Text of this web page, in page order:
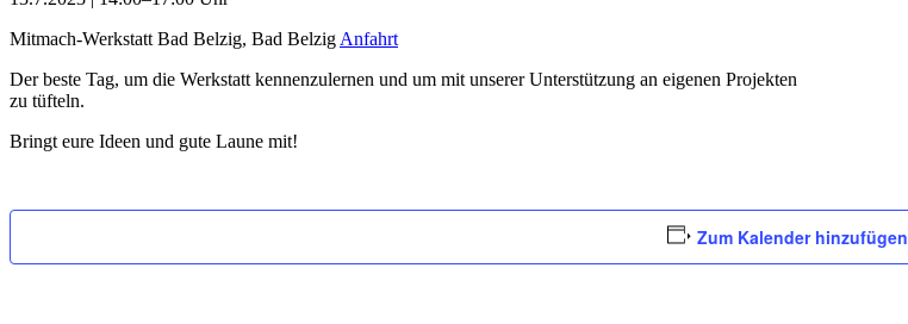
Mitmach-Werkstatt Bad Belzig, Bad BelzigAnfahrt
Der beste Tag, um die Werkstatt kennenzulernen und um mit unserer Unterstützung an eigenen Projekten
zu tüfteln.
Bringt eure Ideen und gute Laune mit!
Zum Kalender hinzufügen